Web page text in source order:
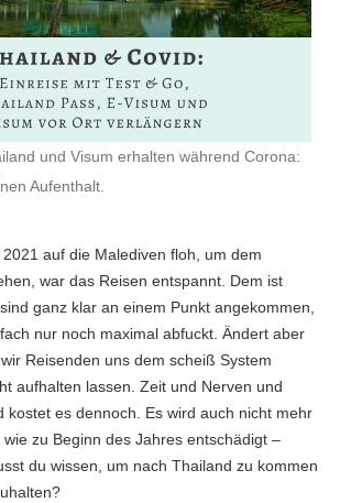
und Visum erhalten während Corona:
Aufenthalt.
auf die Malediven floh, um dem
war das Reisen entspannt. Dem ist
ganz klar an einem Punkt angekommen,
nur noch maximal abfuckt. Ändert aber
Reisenden uns dem scheiß System
aufhalten lassen. Zeit und Nerven und
kostet es dennoch. Es wird auch nicht mehr
zu Beginn des Jahres entschädigt –
du wissen, um nach Thailand zu kommen